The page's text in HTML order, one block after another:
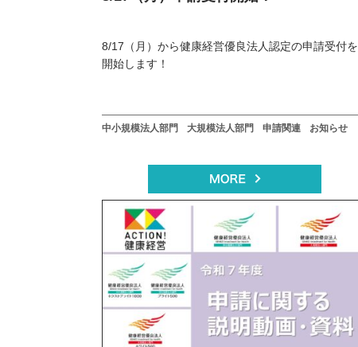
8/17（月）から健康経営優良法人認定の申請受付を
開始します！
中小規模法人部門 大規模法人部門 申請関連 お知らせ